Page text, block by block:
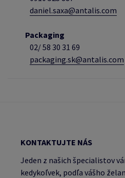
daniel.saxa@antalis.com
Packaging
02/58 30 31 69
packaging.sk@antalis.com
KONTAKTUJTE NÁS
Jeden z našich špecialistov
kedykoľvek, podľa vášho